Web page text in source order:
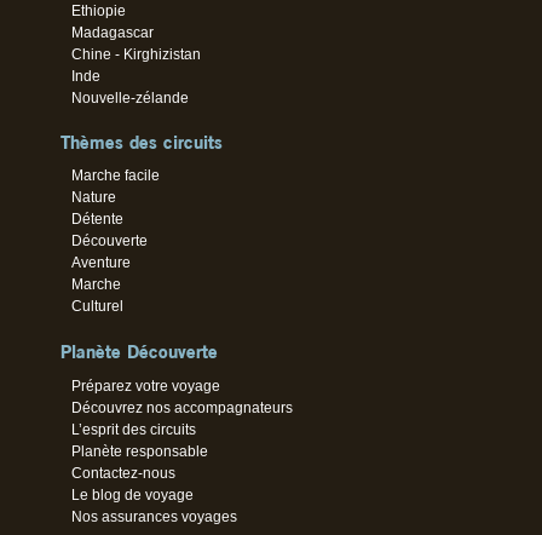
Ethiopie
Madagascar
Chine - Kirghizistan
Inde
Nouvelle-zélande
Thèmes des circuits
Marche facile
Nature
Détente
Découverte
Aventure
Marche
Culturel
Planète Découverte
Préparez votre voyage
Découvrez nos accompagnateurs
L’esprit des circuits
Planète responsable
Contactez-nous
Le blog de voyage
Nos assurances voyages